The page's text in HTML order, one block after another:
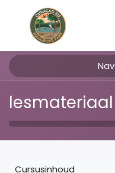
Nav
Cursusinhoud